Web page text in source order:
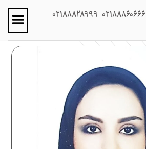
02188860666
02188828999